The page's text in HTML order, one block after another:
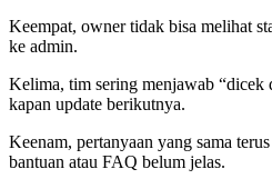
Keempat, owner tidak bisa melihat
ke admin.
Kelima, tim sering menjawab “dicek
kapan update berikutnya.
Keenam, pertanyaan yang sama
bantuan atau FAQ belum jelas.